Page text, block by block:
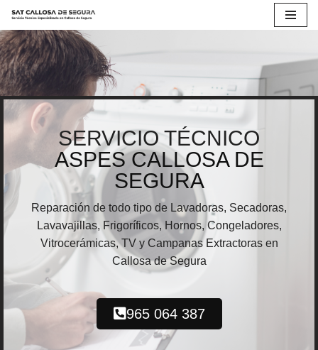
Saltar
al
contenido
SERVICIO TÉCNICO
ASPES CALLOSA DE
SEGURA
Reparación de todo tipo de Lavadoras, Secadoras,
Lavavajillas, Frigoríficos, Hornos, Congeladores,
Vitrocerámicas, TV y Campanas Extractoras en
Callosa de Segura
965 064 387